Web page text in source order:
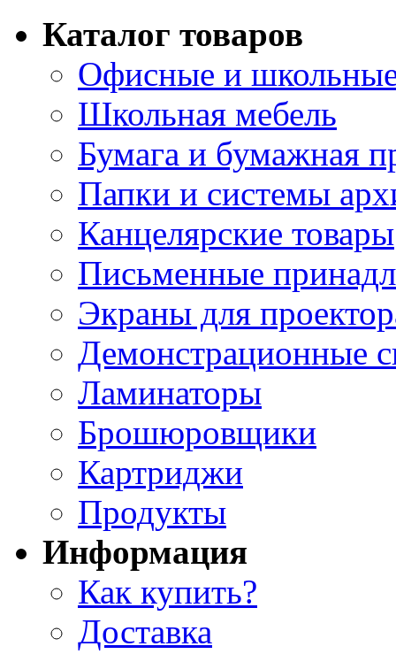
Каталог товаров
Офисные и
Школьная мебель
Бумага и бумажная
Папки и системы
Канцелярские товары
Письменные
Экраны для
Демонстрационные
Ламинаторы
Брошюровщики
Картриджи
Продукты
Информация
Как купить?
Доставка